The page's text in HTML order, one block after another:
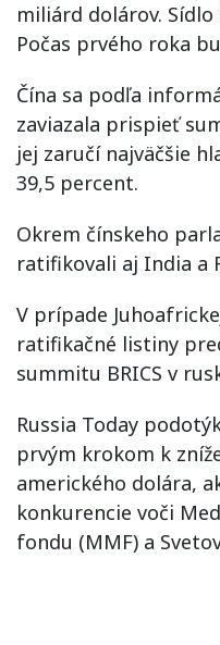
miliárd dolárov. Sídlo
Počas prvého roka
Čína sa podľa
zaviazala prispieť
jej zaručí najväčšie
39,5 percent.
Okrem čínskeho
ratifikovali aj India a
V prípade
ratifikačné listiny
summitu BRICS v
Russia Today
prvým krokom k
amerického dolára,
konkurencie voči
fondu (MMF) a